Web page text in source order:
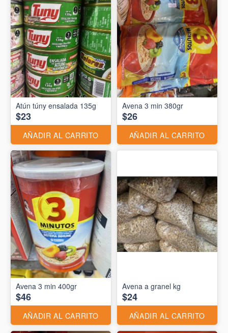
Atún túny ensalada 135g
$23
AÑADIR AL CARRITO
Avena 3 min 380gr
$26
AÑADIR AL CARRITO
Avena 3 min 400gr
$46
AÑADIR AL CARRITO
Avena a granel kg
$24
AÑADIR AL CARRITO